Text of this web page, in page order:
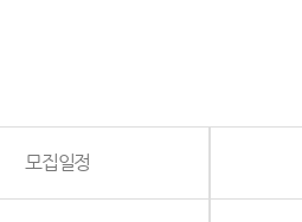
모집일정